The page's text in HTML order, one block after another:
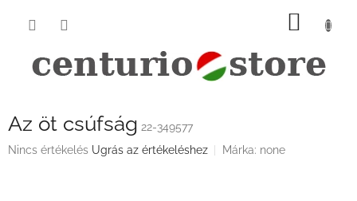
KOSÁR
Az öt csúfság 22-349577
A
Nincs értékelés Ugrás az értékeléshez Márka: none